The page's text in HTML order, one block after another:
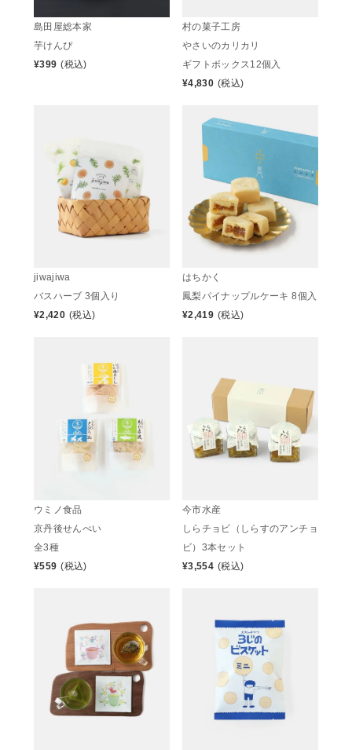
島田屋総本家
芋けんぴ
¥399 (税込)
村の菓子工房
やさいのカリカリ
ギフトボックス12個入
¥4,830 (税込)
jiwajiwa
バスハーブ 3個入り
¥2,420 (税込)
はちかく
鳳梨パイナップルケーキ 8個入
¥2,419 (税込)
ウミノ食品
京丹後せんべい
全3種
¥559 (税込)
今市水産
しらチョビ（しらすのアンチョ
ビ）3本セット
¥3,554 (税込)